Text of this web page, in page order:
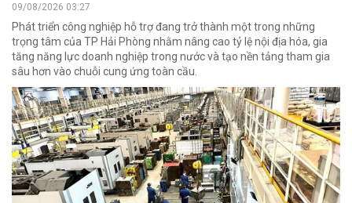
09/08/2026 03:27
Phát triển công nghiệp hỗ trợ đang trở thành một trong những
trọng tâm của TP Hải Phòng nhằm nâng cao tỷ lệ nội địa hóa, gia
tăng năng lực doanh nghiệp trong nước và tạo nền tảng tham gia
sâu hơn vào chuỗi cung ứng toàn cầu.